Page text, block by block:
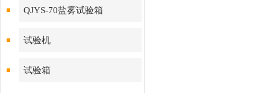
QJYS-70盐雾试验箱
试验机
试验箱